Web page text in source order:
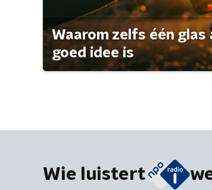
Waarom zelfs één glas
goed idee is
Wie luistert